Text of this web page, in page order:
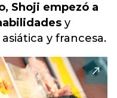
Shoji empezó a
y
y francesa.